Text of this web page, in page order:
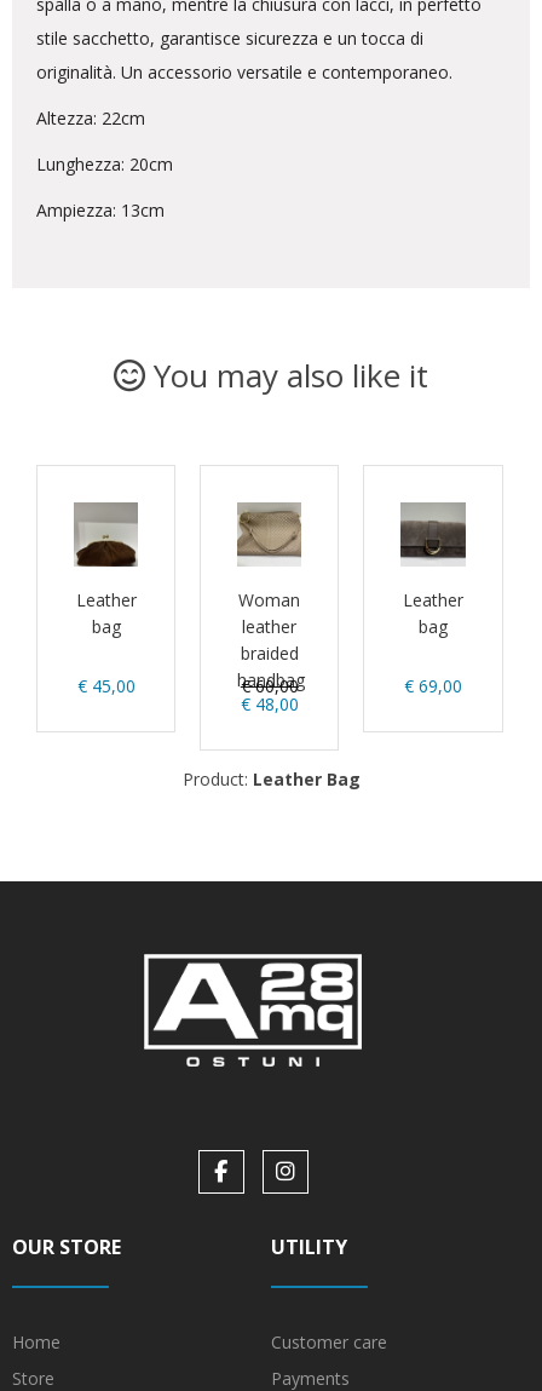
stile sacchetto, garantisce sicurezza e un tocca di
originalità. Un accessorio versatile e contemporaneo.
Altezza: 22cm
Lunghezza: 20cm
Ampiezza: 13cm
You may also like it
Leather
bag
€ 45,00
Woman
leather
braided
handbag
€ 60,00
€ 48,00
Leather
bag
€ 69,00
Product: Leather Bag
OUR STORE
Home
Store
UTILITY
Customer care
Payments